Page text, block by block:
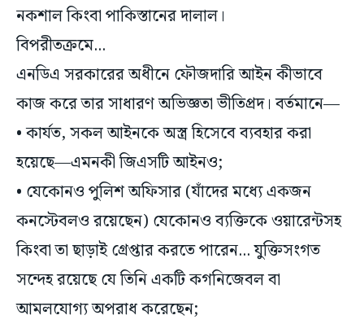
নকশাল কিংবা পাকিস্তানের দালাল।
বিপরীতক্রমে...
এনডিএ সরকারের অধীনে ফৌজদারি আইন কীভাবে
কাজ করে তার সাধারণ অভিজ্ঞতা ভীতিপ্রদ। বর্তমানে—
• কার্যত, সকল আইনকে অস্ত্র হিসেবে ব্যবহার করা
হয়েছে—এমনকী জিএসটি আইনও;
• যেকোনও পুলিশ অফিসার (যাঁদের মধ্যে একজন
কনস্টেবলও রয়েছেন) যেকোনও ব্যক্তিকে ওয়ারেন্টসহ
কিংবা তা ছাড়াই গ্রেপ্তার করতে পারেন... যুক্তিসংগত
সন্দেহ রয়েছে যে তিনি একটি কগনিজেবল বা
আমলযোগ্য অপরাধ করেছেন;